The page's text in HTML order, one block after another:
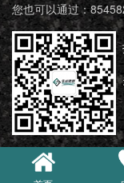
您也可以通过：